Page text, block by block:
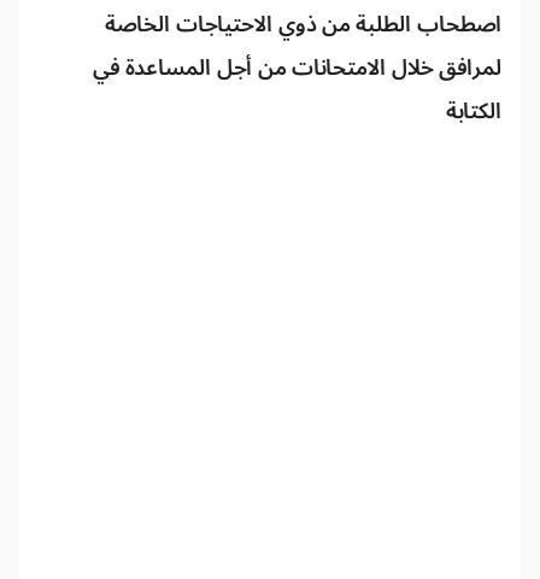
اصطحاب الطلبة من ذوي الاحتياجات الخاصة
لمرافق خلال الامتحانات من أجل المساعدة في
الكتابة